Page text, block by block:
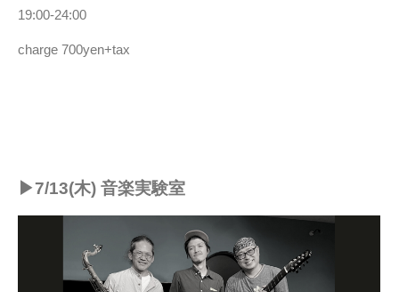
19:00-24:00
charge 700yen+tax
▶︎7/13(木) 音楽実験室